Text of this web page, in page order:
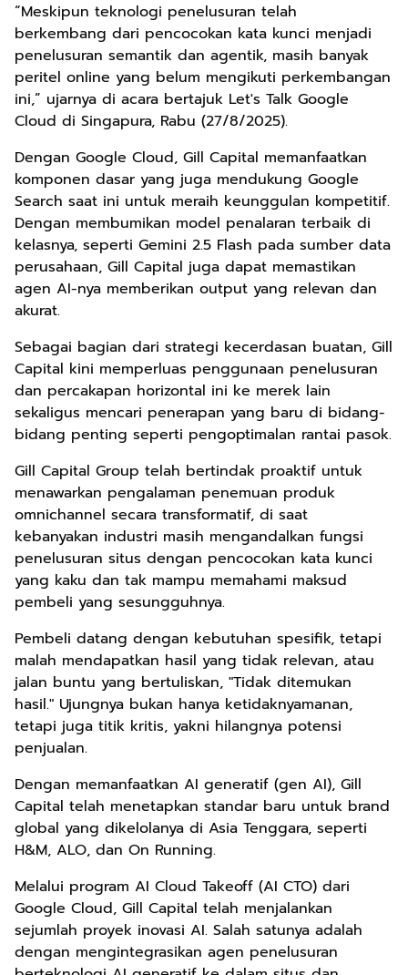
“Meskipun teknologi penelusuran telah
berkembang dari pencocokan kata kunci menjadi
penelusuran semantik dan agentik, masih banyak
peritel online yang belum mengikuti perkembangan
ini,” ujarnya di acara bertajuk Let's Talk Google
Cloud di Singapura, Rabu (27/8/2025).
Dengan Google Cloud, Gill Capital memanfaatkan
komponen dasar yang juga mendukung Google
Search saat ini untuk meraih keunggulan kompetitif.
Dengan membumikan model penalaran terbaik di
kelasnya, seperti Gemini 2.5 Flash pada sumber data
perusahaan, Gill Capital juga dapat memastikan
agen AI-nya memberikan output yang relevan dan
akurat.
Sebagai bagian dari strategi kecerdasan buatan, Gill
Capital kini memperluas penggunaan penelusuran
dan percakapan horizontal ini ke merek lain
sekaligus mencari penerapan yang baru di bidang-
bidang penting seperti pengoptimalan rantai pasok.
Gill Capital Group telah bertindak proaktif untuk
menawarkan pengalaman penemuan produk
omnichannel secara transformatif, di saat
kebanyakan industri masih mengandalkan fungsi
penelusuran situs dengan pencocokan kata kunci
yang kaku dan tak mampu memahami maksud
pembeli yang sesungguhnya.
Pembeli datang dengan kebutuhan spesifik, tetapi
malah mendapatkan hasil yang tidak relevan, atau
jalan buntu yang bertuliskan, "Tidak ditemukan
hasil." Ujungnya bukan hanya ketidaknyamanan,
tetapi juga titik kritis, yakni hilangnya potensi
penjualan.
Dengan memanfaatkan AI generatif (gen AI), Gill
Capital telah menetapkan standar baru untuk brand
global yang dikelolanya di Asia Tenggara, seperti
H&M, ALO, dan On Running.
Melalui program AI Cloud Takeoff (AI CTO) dari
Google Cloud, Gill Capital telah menjalankan
sejumlah proyek inovasi AI. Salah satunya adalah
dengan mengintegrasikan agen penelusuran